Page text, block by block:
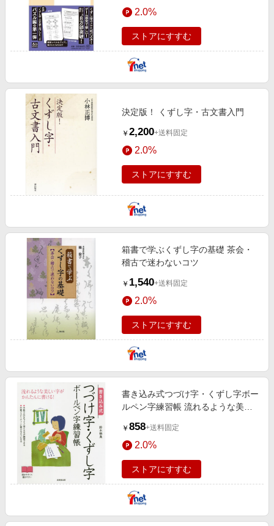
2.0%
ストアにすすむ
決定版！ くずし字・古文書入門
￥ 2,200+送料固定
2.0%
ストアにすすむ
箱書で学ぶくずし字の基礎 茶会・
稽古で迷わないコツ
￥ 1,540+送料固定
2.0%
ストアにすすむ
書き込み式つづけ字・くずし字ボー
ルペン字練習帳 流れるような美し
￥ 858+送料固定
2.0%
ストアにすすむ